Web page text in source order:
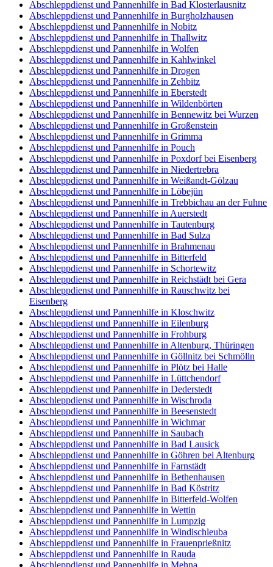
Abschleppdienst und Pannenhilfe in Bad Klosterlausnitz
Abschleppdienst und Pannenhilfe in Burgholzhausen
Abschleppdienst und Pannenhilfe in Nobitz
Abschleppdienst und Pannenhilfe in Thallwitz
Abschleppdienst und Pannenhilfe in Wolfen
Abschleppdienst und Pannenhilfe in Kahlwinkel
Abschleppdienst und Pannenhilfe in Drogen
Abschleppdienst und Pannenhilfe in Zehbitz
Abschleppdienst und Pannenhilfe in Eberstedt
Abschleppdienst und Pannenhilfe in Wildenbörten
Abschleppdienst und Pannenhilfe in Bennewitz bei Wurzen
Abschleppdienst und Pannenhilfe in Großenstein
Abschleppdienst und Pannenhilfe in Grimma
Abschleppdienst und Pannenhilfe in Pouch
Abschleppdienst und Pannenhilfe in Poxdorf bei Eisenberg
Abschleppdienst und Pannenhilfe in Niedertrebra
Abschleppdienst und Pannenhilfe in Weißandt-Gölzau
Abschleppdienst und Pannenhilfe in Löbejün
Abschleppdienst und Pannenhilfe in Trebbichau an der Fuhne
Abschleppdienst und Pannenhilfe in Auerstedt
Abschleppdienst und Pannenhilfe in Tautenburg
Abschleppdienst und Pannenhilfe in Bad Sulza
Abschleppdienst und Pannenhilfe in Brahmenau
Abschleppdienst und Pannenhilfe in Bitterfeld
Abschleppdienst und Pannenhilfe in Schortewitz
Abschleppdienst und Pannenhilfe in Reichstädt bei Gera
Abschleppdienst und Pannenhilfe in Rauschwitz bei
Eisenberg
Abschleppdienst und Pannenhilfe in Kloschwitz
Abschleppdienst und Pannenhilfe in Eilenburg
Abschleppdienst und Pannenhilfe in Frohburg
Abschleppdienst und Pannenhilfe in Altenburg, Thüringen
Abschleppdienst und Pannenhilfe in Göllnitz bei Schmölln
Abschleppdienst und Pannenhilfe in Plötz bei Halle
Abschleppdienst und Pannenhilfe in Lüttchendorf
Abschleppdienst und Pannenhilfe in Dederstedt
Abschleppdienst und Pannenhilfe in Wischroda
Abschleppdienst und Pannenhilfe in Beesenstedt
Abschleppdienst und Pannenhilfe in Wichmar
Abschleppdienst und Pannenhilfe in Saubach
Abschleppdienst und Pannenhilfe in Bad Lausick
Abschleppdienst und Pannenhilfe in Göhren bei Altenburg
Abschleppdienst und Pannenhilfe in Farnstädt
Abschleppdienst und Pannenhilfe in Bethenhausen
Abschleppdienst und Pannenhilfe in Bad Köstritz
Abschleppdienst und Pannenhilfe in Bitterfeld-Wolfen
Abschleppdienst und Pannenhilfe in Wettin
Abschleppdienst und Pannenhilfe in Lumpzig
Abschleppdienst und Pannenhilfe in Windischleuba
Abschleppdienst und Pannenhilfe in Frauenprießnitz
Abschleppdienst und Pannenhilfe in Rauda